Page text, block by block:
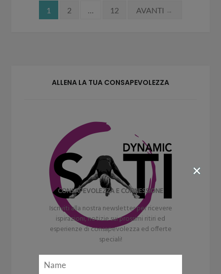
Navigazione
1 2 … 12 AVANTI →
ALLENA LA TUA CONSAPEVOLEZZA
SATI DYNAMIC
CONSAPEVOLEZZA E CONNESSIONE
Iscriviti alla nostra newsletter per ricevere
ispirazioni, notizie sui prossimi ritiri ed
esperienze di consapevolezza ed offerte
speciali!